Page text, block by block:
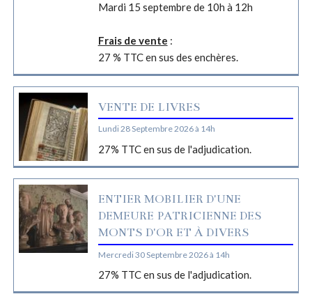
Mardi 15 septembre de 10h à 12h
Frais de vente :
27 % TTC en sus des enchères.
VENTE DE LIVRES
Lundi 28 Septembre 2026 à 14h
27% TTC en sus de l'adjudication.
ENTIER MOBILIER D'UNE
DEMEURE PATRICIENNE DES
MONTS D'OR ET À DIVERS
Mercredi 30 Septembre 2026 à 14h
27% TTC en sus de l'adjudication.